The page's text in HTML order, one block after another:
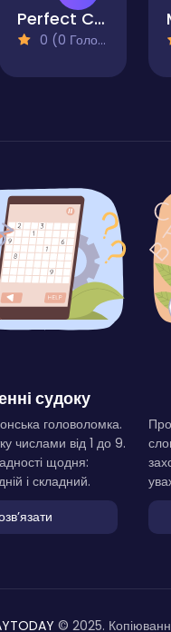
Perfect Car Parking
0 (0 Голосів)
судоку
головоломка.
числами від 1 до 9.
щодня:
і складний.
© 2025.